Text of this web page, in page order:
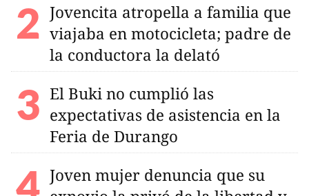
Jovencita atropella a familia que
viajaba en motocicleta; padre de
la conductora la delató
El Buki no cumplió las
expectativas de asistencia en la
Feria de Durango
Joven mujer denuncia que su